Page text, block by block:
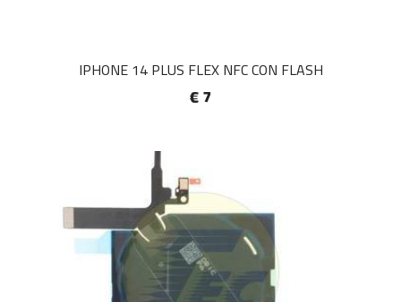
IPHONE 14 PLUS FLEX NFC CON FLASH
€ 7